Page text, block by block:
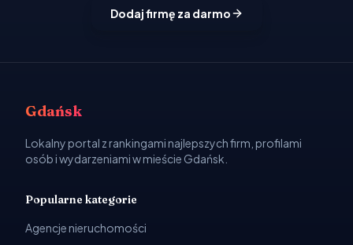
Dodaj firmę za darmo
Gdańsk
Lokalny portal z rankingami najlepszych firm, profilami
osób i wydarzeniami w mieście Gdańsk.
Popularne kategorie
Agencje nieruchomości